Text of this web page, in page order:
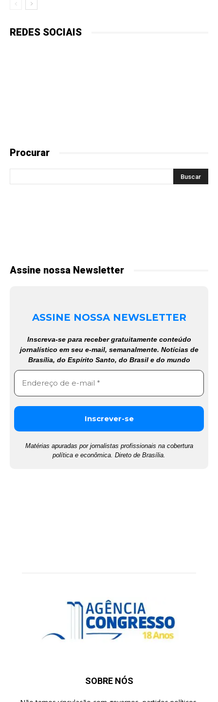
REDES SOCIAIS
Procurar
Assine nossa Newsletter
ASSINE NOSSA NEWSLETTER
Inscreva-se para receber gratuitamente conteúdo
jornalístico em seu e-mail, semanalmente. Notícias de
Brasília, do Espírito Santo, do Brasil e do mundo
Matérias apuradas por jornalistas profissionais na cobertura
política e econômica. Direto de Brasília.
SOBRE NÓS